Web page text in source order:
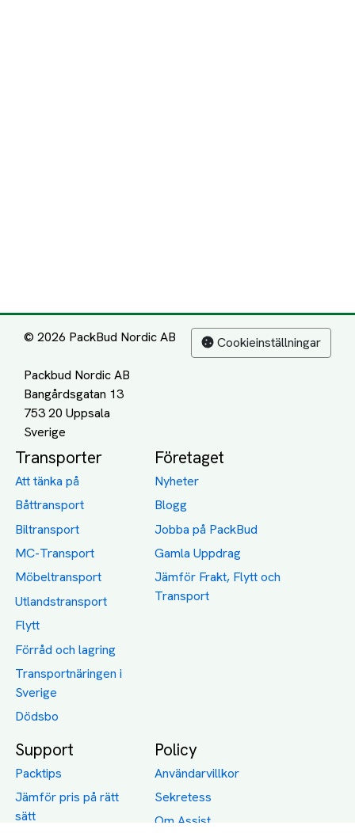
© 2026 PackBud Nordic AB
Packbud Nordic AB
Bangårdsgatan 13
753 20 Uppsala
Cookieinställningar
Transporter
Att tänka på
Båttransport
Biltransport
MC-Transport
Möbeltransport
Utlandstransport
Flytt
Förråd och lagring
Transportnäringen i
Sverige
Dödsbo
Företaget
Nyheter
Blogg
Jobba på PackBud
Gamla Uppdrag
Jämför Frakt, Flytt och
Transport
Support
Packtips
Jämför pris på rätt
sätt
Policy
Användarvillkor
Sekretess
Om Assist